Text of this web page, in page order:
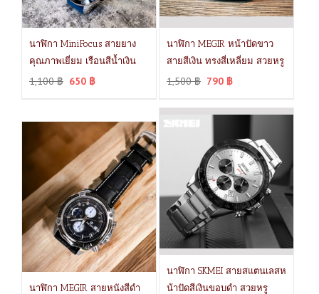
นาฬิกา MiniFocus สายยาง
คุณภาพเยี่ยม เรือนสีน้ำเงิน
1,100฿ 650 ฿
นาฬิกา MEGIR หน้าปัดขาว
สายสีเงิน ทรงสี่เหลี่ยม สวยหรู
1,500฿ 790 ฿
นาฬิกา MEGIR สายหนังสีดำ
นาฬิกา SKMEI สายสแตนเลสห
น้าปัดสีเงินขอบดำ สวยหรู